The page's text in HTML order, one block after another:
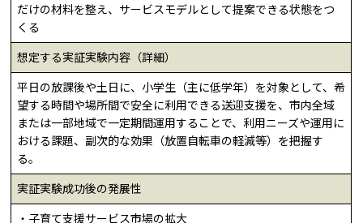
だけの材料を整え、サービスモデルとして提案できる状態をつ
くる
想定する実証実験内容（詳細）
平日の放課後や土日に、小学生（主に低学年）を対象として、希
望する時間や場所間で安全に利用できる送迎支援を、市内全域
または一部地域で一定期間運用することで、利用ニーズや運用に
おける課題、副次的な効果（放置自転車の軽減等）を把握す
る。
実証実験成功後の発展性
・子育て支援サービス市場の拡大